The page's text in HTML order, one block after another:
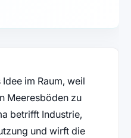
im Raum, weil
Meeresböden zu
betrifft Industrie,
und wirft die